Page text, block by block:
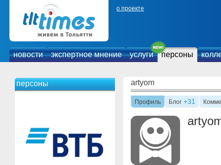
о проекте
новости экспертное мнение услуги персоны
персоны artyom
Профиль Блог +31